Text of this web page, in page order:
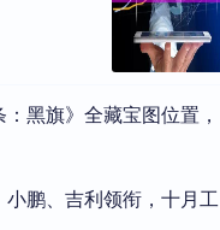
黑旗》全藏宝图位置，
鹏、吉利领衔，十月工